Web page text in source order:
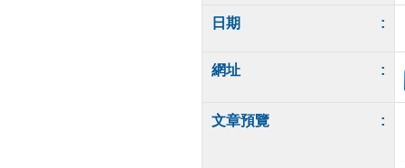
日期 :
網址 :
文章預覽 :